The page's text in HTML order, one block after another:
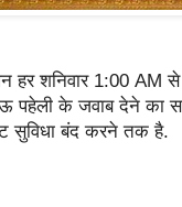
हर शनिवार 1:00 AM
पहेली के जवाब देने का
सुविधा बंद करने तक है.